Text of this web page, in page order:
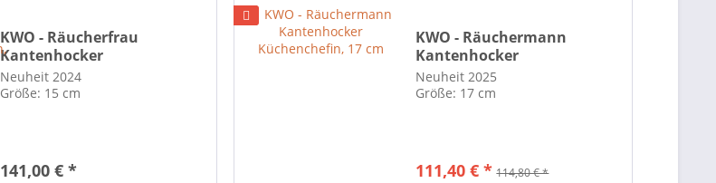
KWO - Räucherfrau
Kantenhocker
Weihnachtsmarktbesucherin,
15 cm
Neuheit 2024
Größe: 15 cm
141,00 € *
KWO - Räuchermann
Kantenhocker
Küchenchefin, 17 cm
Neuheit 2025
Größe: 17 cm
111,40 € * 114,80 € *